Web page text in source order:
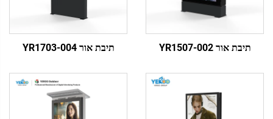
תיבת אור YR1507-002 תיבת אור YR1703-004